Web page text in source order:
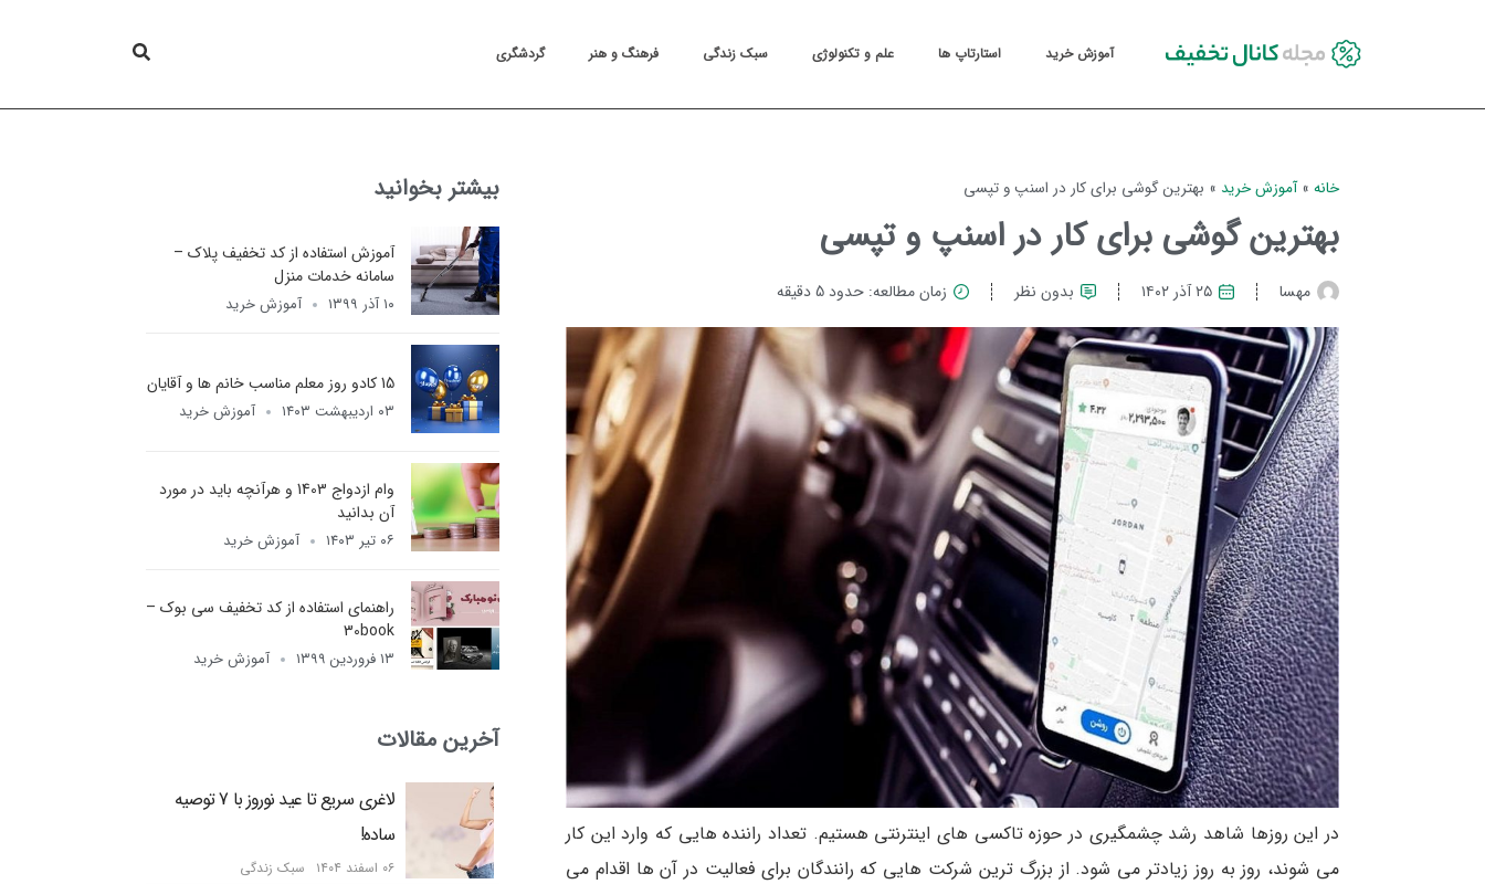
آموزش خرید استارتاپ ها علم و تکنولوژی سبک زندگی فرهنگ و هنر گردشگری
خانه »آموزش خرید » بهترین گوشی برای کار در اسنپ و تپسی
بهترین گوشی برای کار در اسنپ و تپسی
مهسا ۲۵ آذر ۱۴۰۲ بدون نظر زمان مطالعه: حدود 5 دقیقه
در این روزها شاهد رشد چشمگیری در حوزه تاکسی های اینترنتی هستیم. تعداد راننده هایی که وارد این کار
می شوند، روز به روز زیادتر می شود. از بزرگ ترین شرکت هایی که رانندگان برای فعالیت در آن ها اقدام می
بیشتر بخوانید
آموزش استفاده از کد تخفیف پلاک –
سامانه خدمات منزل
۱۰ آذر ۱۳۹۹ آموزش خرید
15 کادو روز معلم مناسب خانم ها و آقایان
۰۳ اردیبهشت ۱۴۰۳ آموزش خرید
وام ازدواج 1403 و هرآنچه باید در مورد
آن بدانید
۰۶ تیر ۱۴۰۳ آموزش خرید
راهنمای استفاده از کد تخفیف سی بوک –
30book
۱۳ فروردین ۱۳۹۹ آموزش خرید
آخرین مقالات
لاغری سریع تا عید نوروز با 7 توصیه
ساده!
۰۶ اسفند ۱۴۰۴ سبک زندگی